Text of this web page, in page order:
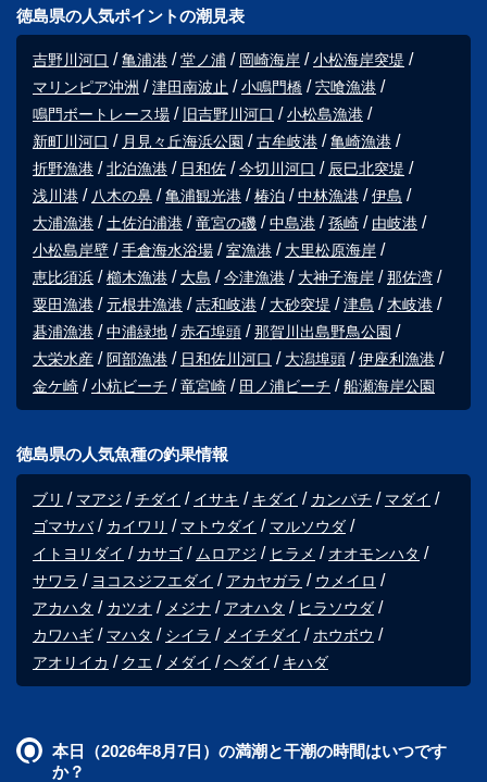
徳島県の人気ポイントの潮見表
吉野川河口 亀浦港 堂ノ浦 岡崎海岸
小松海岸突堤
マリンピア沖洲
津田南波止 小鳴門橋
宍喰漁港
鳴門ボートレース場
旧吉野川河口
小松島漁港
新町川河口
月見々丘海浜公園 古牟岐港
亀崎漁港
折野漁港
北泊漁港 日和佐 今切川河口
辰巳北突堤
浅川港
八木の鼻 亀浦観光港 椿泊 中林漁港
伊島
大浦漁港
土佐泊浦港 竜宮の磯 中島港 孫崎
由岐港
小松島岸壁
手倉海水浴場 室漁港
大里松原海岸
恵比須浜
櫛木漁港 大島 今津漁港 大神子海岸
那佐湾
粟田漁港
元根井漁港 志和岐港 大砂突堤 津島
木岐港
碁浦漁港
中浦緑地 赤石埠頭
那賀川出島野鳥公園
大栄水産
阿部漁港 日和佐川河口 大潟埠頭
伊座利漁港
金ケ崎
小杭ビーチ 竜宮崎 田ノ浦ビーチ 船瀬海岸公園
徳島県の人気魚種の釣果情報
ブリ マアジ チダイ イサキ キダイ カンパチ
マダイ
ゴマサバ
カイワリ マトウダイ
マルソウダ
イトヨリダイ
カサゴ ムロアジ ヒラメ
オオモンハタ
サワラ
ヨコスジフエダイ アカヤガラ
ウメイロ
アカハタ
カツオ メジナ アオハタ
ヒラソウダ
カワハギ
マハタ シイラ メイチダイ
ホウボウ
アオリイカ
クエ メダイ ヘダイ キハダ
本日（2026年8月7日）の満潮と干潮の時間はいつです
か？